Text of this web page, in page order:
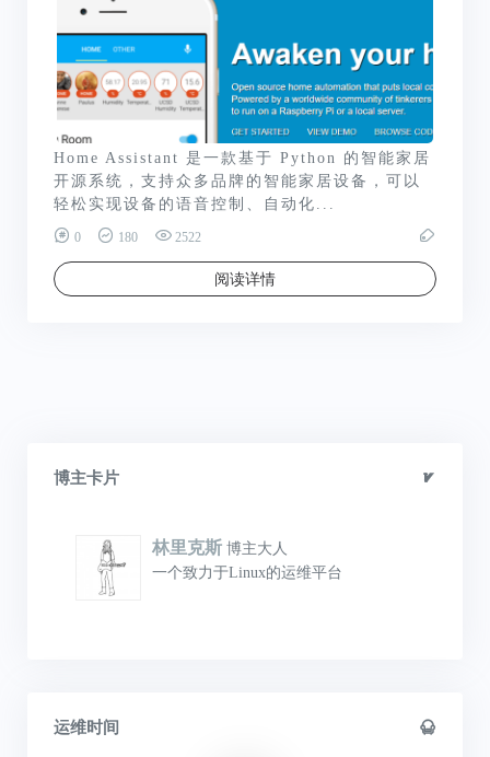
Home Assistant 是一款基于 Python 的智能家居
开源系统，支持众多品牌的智能家居设备，可以
轻松实现设备的语音控制、自动化...
0 180 2522
阅读详情
博主卡片
林里克斯 博主大人
一个致力于Linux的运维平台
运维时间